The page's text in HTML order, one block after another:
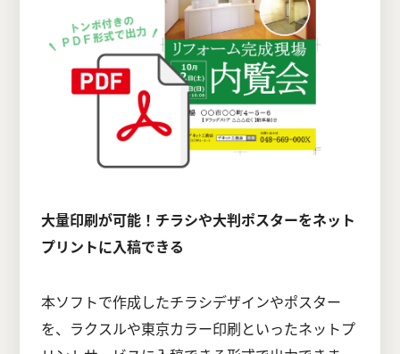
大量印刷が可能！チラシや大判ポスターをネット
プリントに入稿できる
本ソフトで作成したチラシデザインやポスター
を、ラクスルや東京カラー印刷といったネットプ